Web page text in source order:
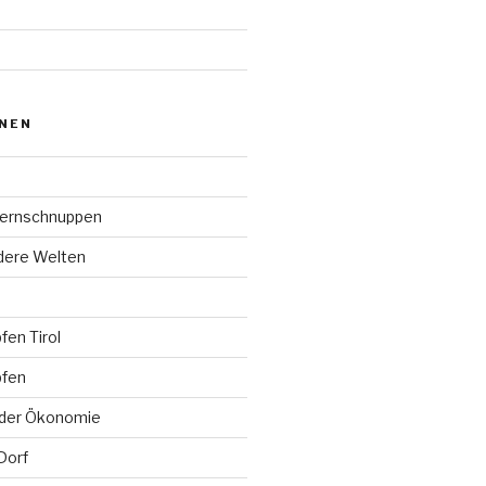
Welten
Tirol
Ökonomie